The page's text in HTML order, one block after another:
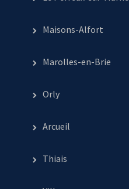
Maisons-Alfort
Marolles-en-Brie
Orly
Arcueil
Thiais